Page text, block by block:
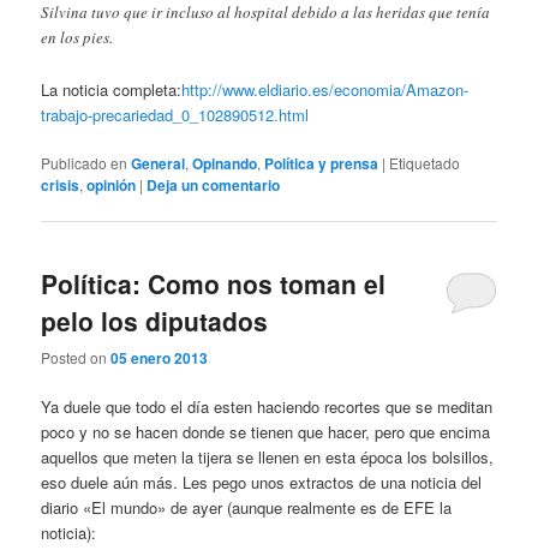
Silvina tuvo que ir incluso al hospital debido a las heridas que tenía
en los pies.
La noticia completa:http://www.eldiario.es/economia/Amazon-
trabajo-precariedad_0_102890512.html
Publicado en General,Opinando, Política y prensa | Etiquetado
crisis,opinión | Deja un comentario
Política: Como nos toman el
pelo los diputados
Posted on05 enero 2013
Ya duele que todo el día esten haciendo recortes que se meditan
poco y no se hacen donde se tienen que hacer, pero que encima
aquellos que meten la tijera se llenen en esta época los bolsillos,
eso duele aún más. Les pego unos extractos de una noticia del
diario «El mundo» de ayer (aunque realmente es de EFE la
noticia):